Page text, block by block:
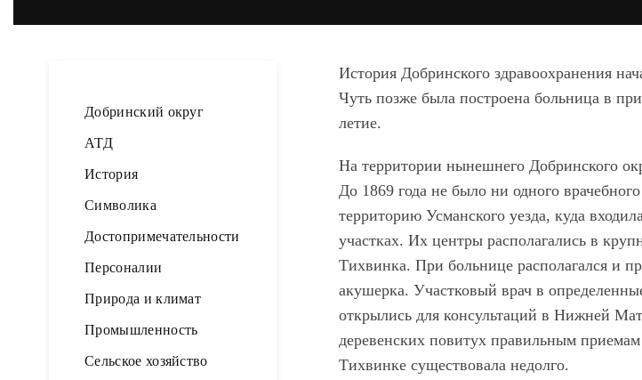
История Добринского здравоохранения
Чуть позже была построена больница в
летие.
На территории нынешнего Добринского
До 1869 года не было ни одного
территорию Усманского уезда, куда
участках. Их центры располагались в
Тихвинка. При больнице располагался и
акушерка. Участковый врач в
открылись для консультаций в Нижней
деревенских повитух правильным
Тихвинке существовала недолго.
Добринский округ
АТД
История
Символика
Достопримечательности
Персоналии
Природа и климат
Промышленность
Сельское хозяйство